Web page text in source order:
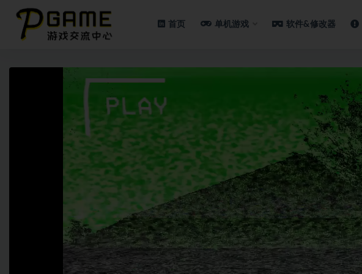
首页 单机游戏 软件&修改器